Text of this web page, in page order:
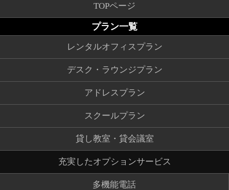
TOPページ
プラン一覧
レンタルオフィスプラン
デスク・ラウンジプラン
アドレスプラン
スクールプラン
貸し教室・貸会議室
充実したオプションサービス
多機能電話